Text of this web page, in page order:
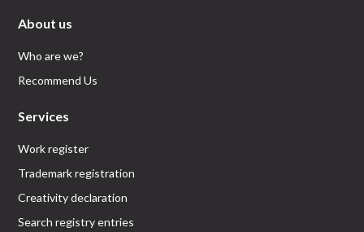
About us
Who are we?
Recommend Us
Services
Work register
Trademark registration
Creativity declaration
Search registry entries